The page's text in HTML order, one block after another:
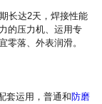
图片展示
客服服务
长达2天，焊接性能
的压力机、运用专
零落、外表润滑。
套运用，普通和防磨